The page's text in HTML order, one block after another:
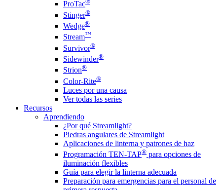
ProTac
Stinger®
Wedge®
Stream™
Survivor®
Sidewinder®
Strion®
Color-Rite®
Luces por una causa
Ver todas las series
Recursos
Aprendiendo
¿Por qué Streamlight?
Piedras angulares de Streamlight
Aplicaciones de linterna y patrones de haz
Programación TEN-TAP® para opciones de
iluminación flexibles
Guía para elegir la linterna adecuada
Preparación para emergencias para el personal de